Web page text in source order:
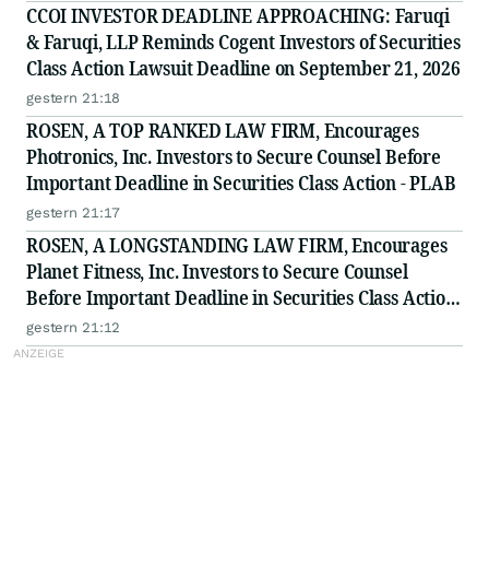
CCOI INVESTOR DEADLINE APPROACHING: Faruqi
& Faruqi, LLP Reminds Cogent Investors of Securities
Class Action Lawsuit Deadline on September 21, 2026
gestern 21:18
ROSEN, A TOP RANKED LAW FIRM, Encourages
Photronics, Inc. Investors to Secure Counsel Before
Important Deadline in Securities Class Action - PLAB
gestern 21:17
ROSEN, A LONGSTANDING LAW FIRM, Encourages
Planet Fitness, Inc. Investors to Secure Counsel
Before Important Deadline in Securities Class Action
- PLNT
gestern 21:12